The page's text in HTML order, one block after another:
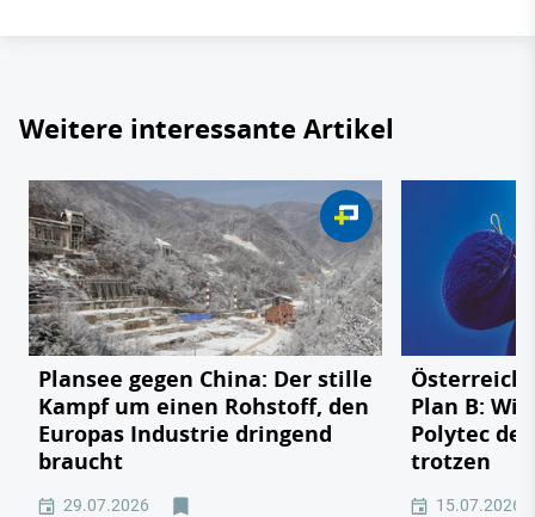
Weitere interessante Artikel
Plansee gegen China: Der stille
Kampf um einen Rohstoff, den
Europas Industrie dringend
braucht
29.07.2026
Plan B:
Polytec
trotzen
15.07.2026